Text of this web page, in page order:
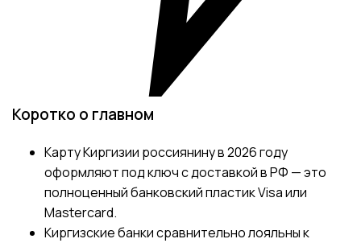
Коротко о главном
Карту Киргизии россиянину в 2026 году
оформляют под ключ с доставкой в РФ — это
полноценный банковский пластик Visa или
Mastercard.
Киргизские банки сравнительно лояльны к